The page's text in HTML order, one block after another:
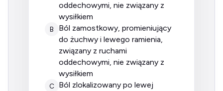
oddechowymi, nie związany z
wysiłkiem
B
ból zamostkowy, promieniujący
do żuchwy i lewego ramienia,
związany z ruchami
oddechowymi, nie związany z
wysiłkiem
C
ból zlokalizowany po lewej